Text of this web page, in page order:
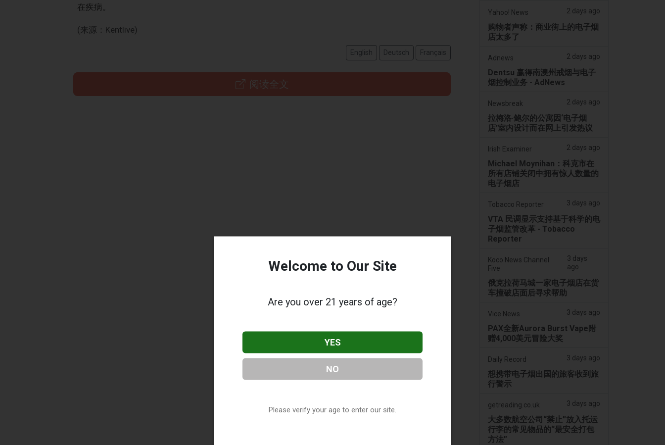
在疾病。
(来源：Kentlive)
English Deutsch Français
阅读全文
Yahoo! News 2 days ago
购物者声称：商业街上的电子烟
店太多了
Adnews 2 days ago
Dentsu 赢得南澳州戒烟与电子
烟控制业务 - AdNews
Newsbreak 2 days ago
拉梅洛·鲍尔的公寓因‘电子烟
店’室内设计而在网上引发热议
Irish Examiner 2 days ago
Michael Moynihan：科克市在
所有店铺关闭中拥有惊人数量的
电子烟店
Tobacco Reporter 3 days ago
VTA 民调显示支持基于科学的电
子烟监管改革 - Tobacco
Reporter
Koco News Channel
Five
3 days
ago
俄克拉荷马城一家电子烟店在货
车撞破店面后寻求帮助
Vice News 3 days ago
PAX全新Aurora Burst Vape附
赠4,000美元冒险大奖
Daily Record 3 days ago
想携带电子烟出国的旅客收到旅
行警示
getreading.co.uk 3 days ago
大多数航空公司“禁止”放入托运
行李的常见物品的“最安全打包
方法”
Welcome to Our Site
Are you over 21 years of age?
YES
NO
Please verify your age to enter our site.